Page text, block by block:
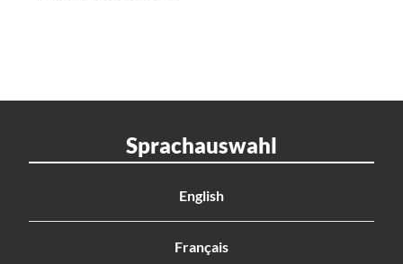
Sprachauswahl
English
Français